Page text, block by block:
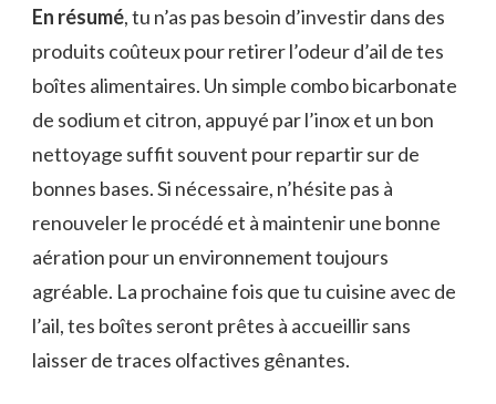
En résumé, tu n’as pas besoin d’investir dans des
produits coûteux pour retirer l’odeur d’ail de tes
boîtes alimentaires. Un simple combo bicarbonate
de sodium et citron, appuyé par l’inox et un bon
nettoyage suffit souvent pour repartir sur de
bonnes bases. Si nécessaire, n’hésite pas à
renouveler le procédé et à maintenir une bonne
aération pour un environnement toujours
agréable. La prochaine fois que tu cuisine avec de
l’ail, tes boîtes seront prêtes à accueillir sans
laisser de traces olfactives gênantes.